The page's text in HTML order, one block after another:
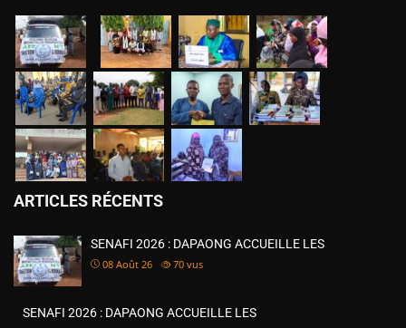
ARTICLES RÉCENTS
SENAFI 2026 : DAPAONG ACCUEILLE LES
08 Août 26 70 vus
SENAFI 2026 : DAPAONG ACCUEILLE LES